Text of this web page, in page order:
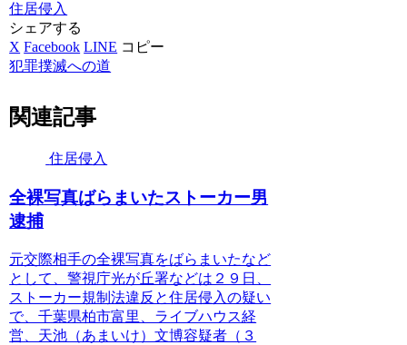
住居侵入
シェアする
X Facebook LINE コピー
犯罪撲滅への道
関連記事
住居侵入
全裸写真ばらまいたストーカー男
逮捕
元交際相手の全裸写真をばらまいたなど
として、警視庁光が丘署などは２９日、
ストーカー規制法違反と住居侵入の疑い
で、千葉県柏市富里、ライブハウス経
営、天池（あまいけ）文博容疑者（３